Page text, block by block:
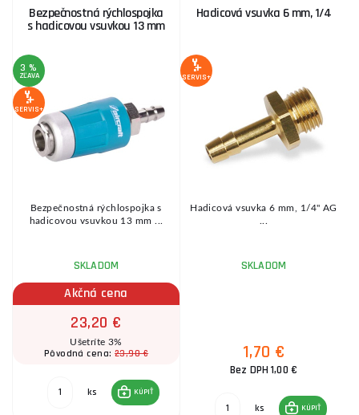
Bezpečnostná rýchlospojka
s hadicovou vsuvkou 13 mm
3 %
ZĽAVA
SERVIS+
Bezpečnostná rýchlospojka s
hadicovou vsuvkou 13 mm ...
SKLADOM
Akčná cena
23,20 €
Ušetríte 3%
Pôvodná cena:23,90 €
ks KÚPIŤ
Hadicová vsuvka 6 mm, 1/4
SERVIS+
Hadicová vsuvka 6 mm, 1/4" AG
SKLADOM
1,70 €
Bez DPH 1,00 €
ks KÚPIŤ